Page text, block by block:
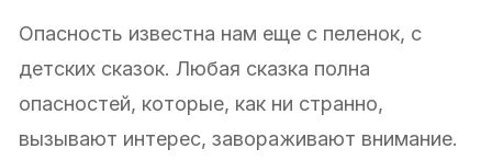
Опасность известна нам еще с пеленок, с
детских сказок. Любая сказка полна
опасностей, которые, как ни странно,
вызывают интерес, завораживают внимание.